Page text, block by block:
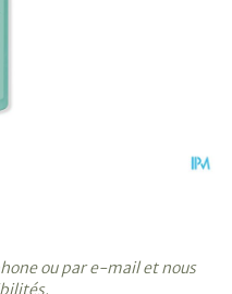
ou par e-mail et nous